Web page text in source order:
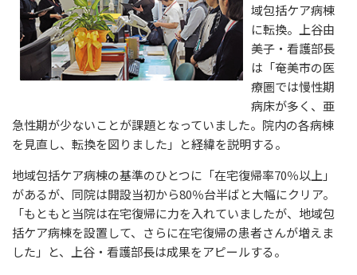
域包括ケア病棟
に転換。上谷由
美子・看護部長
は「奄美市の医
療圏では慢性期
病床が多く、亜
急性期が少ないことが課題となっていました。院内の各病棟
を見直し、転換を図りました」と経緯を説明する。
地域包括ケア病棟の基準のひとつに「在宅復帰率70％以上」
があるが、同院は開設当初から80％台半ばと大幅にクリア。
「もともと当院は在宅復帰に力を入れていましたが、地域包
括ケア病棟を設置して、さらに在宅復帰の患者さんが増えま
した」と、上谷・看護部長は成果をアピールする。